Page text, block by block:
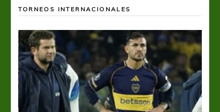
TORNEOS INTERNACIONALES